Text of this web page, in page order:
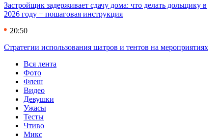
Застройщик задерживает сдачу дома: что делать дольщику в
2026 году + пошаговая инструкция
20:50
Стратегии использования шатров и тентов на мероприятиях
Вся лента
Фото
Флеш
Видео
Девушки
Ужасы
Тесты
Чтиво
Микс